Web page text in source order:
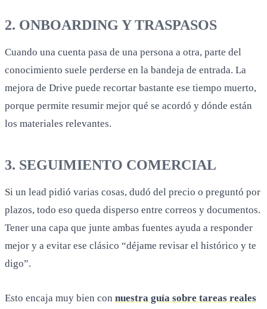
2. ONBOARDING Y TRASPASOS
Cuando una cuenta pasa de una persona a otra, parte del
conocimiento suele perderse en la bandeja de entrada. La
mejora de Drive puede recortar bastante ese tiempo muerto,
porque permite resumir mejor qué se acordó y dónde están
los materiales relevantes.
3. SEGUIMIENTO COMERCIAL
Si un lead pidió varias cosas, dudó del precio o preguntó por
plazos, todo eso queda disperso entre correos y documentos.
Tener una capa que junte ambas fuentes ayuda a responder
mejor y a evitar ese clásico “déjame revisar el histórico y te
digo”.
Esto encaja muy bien con nuestra guía sobre tareas reales